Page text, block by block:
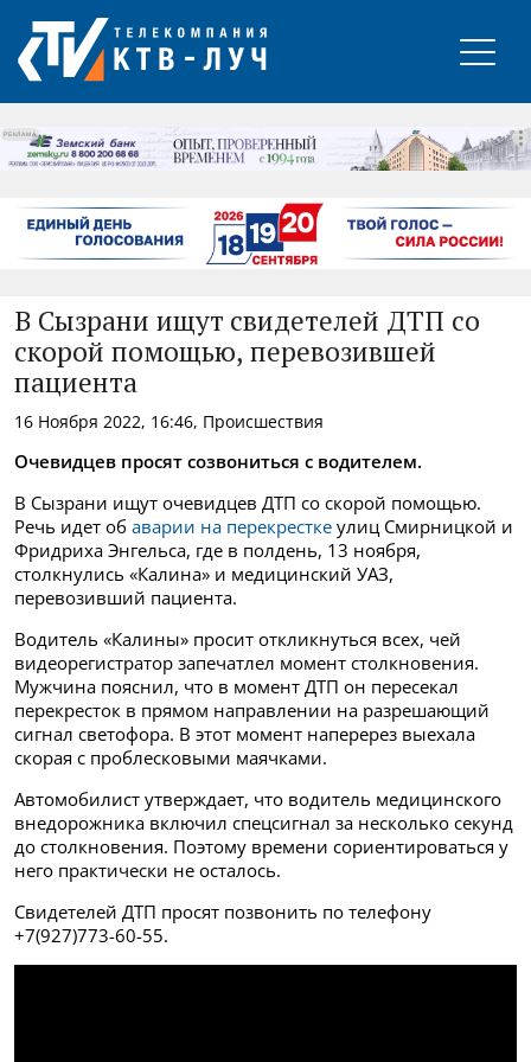
РЕКЛАМА
В Сызрани ищут свидетелей ДТП со
скорой помощью, перевозившей
пациента
16 Ноября 2022, 16:46, Происшествия
Очевидцев просят созвониться с водителем.
В Сызрани ищут очевидцев ДТП со скорой помощью.
Речь идет об аварии на перекрестке улиц Смирницкой и
Фридриха Энгельса, где в полдень, 13 ноября,
столкнулись «Калина» и медицинский УАЗ,
перевозивший пациента.
Водитель «Калины» просит откликнуться всех, чей
видеорегистратор запечатлел момент столкновения.
Мужчина пояснил, что в момент ДТП он пересекал
перекресток в прямом направлении на разрешающий
сигнал светофора. В этот момент наперерез выехала
скорая с проблесковыми маячками.
Автомобилист утверждает, что водитель медицинского
внедорожника включил спецсигнал за несколько секунд
до столкновения. Поэтому времени сориентироваться у
него практически не осталось.
Свидетелей ДТП просят позвонить по телефону
+7(927)773-60-55.